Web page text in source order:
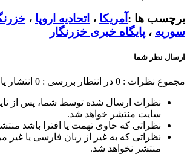
برچسب ها : آمریکا ، اتحادیه اروپا ،
سوریه ، پایگاه خبری خزرنگار
ارسال نظر شما
مجموع نظرات : 0 در انتظار بررسی : 0 انتشار
نظرات ارسال شده توسط شما، پس از
سایت منتشر خواهد شد.
نظراتی که حاوی تهمت یا افترا باشد
نظراتی که به غیر از زبان فارسی یا غیر
منتشر نخواهد شد.